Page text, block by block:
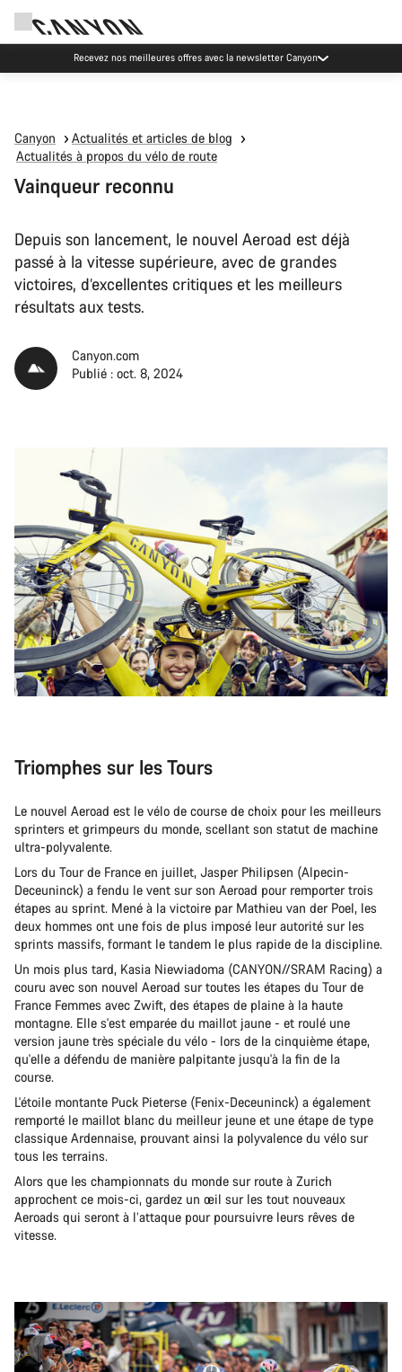
Événements Canyon
Canyon
Actualités et articles de blog
Actualités à propos du vélo de route
Vainqueur reconnu
Depuis son lancement, le nouvel Aeroad est déjà
passé à la vitesse supérieure, avec de grandes
victoires, d’excellentes critiques et les meilleurs
résultats aux tests.
Canyon.com
Publié : oct. 8, 2024
Triomphes sur les Tours
Le nouvel Aeroad est le vélo de course de choix pour les meilleurs
sprinters et grimpeurs du monde, scellant son statut de machine
ultra-polyvalente.
Lors du Tour de France en juillet, Jasper Philipsen (Alpecin-
Deceuninck) a fendu le vent sur son Aeroad pour remporter trois
étapes au sprint. Mené à la victoire par Mathieu van der Poel, les
deux hommes ont une fois de plus imposé leur autorité sur les
sprints massifs, formant le tandem le plus rapide de la discipline.
Un mois plus tard, Kasia Niewiadoma (CANYON//SRAM Racing) a
couru avec son nouvel Aeroad sur toutes les étapes du Tour de
France Femmes avec Zwift, des étapes de plaine à la haute
montagne. Elle s'est emparée du maillot jaune - et roulé une
version jaune très spéciale du vélo - lors de la cinquième étape,
qu'elle a défendu de manière palpitante jusqu'à la fin de la
course.
L'étoile montante Puck Pieterse (Fenix-Deceuninck) a également
remporté le maillot blanc du meilleur jeune et une étape de type
classique Ardennaise, prouvant ainsi la polyvalence du vélo sur
tous les terrains.
Alors que les championnats du monde sur route à Zurich
approchent ce mois-ci, gardez un œil sur les tout nouveaux
Aeroads qui seront à l’attaque pour poursuivre leurs rêves de
vitesse.